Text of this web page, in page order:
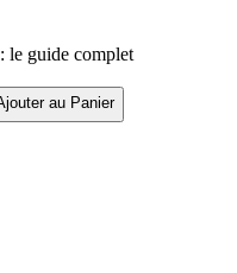
le guide complet
au Panier